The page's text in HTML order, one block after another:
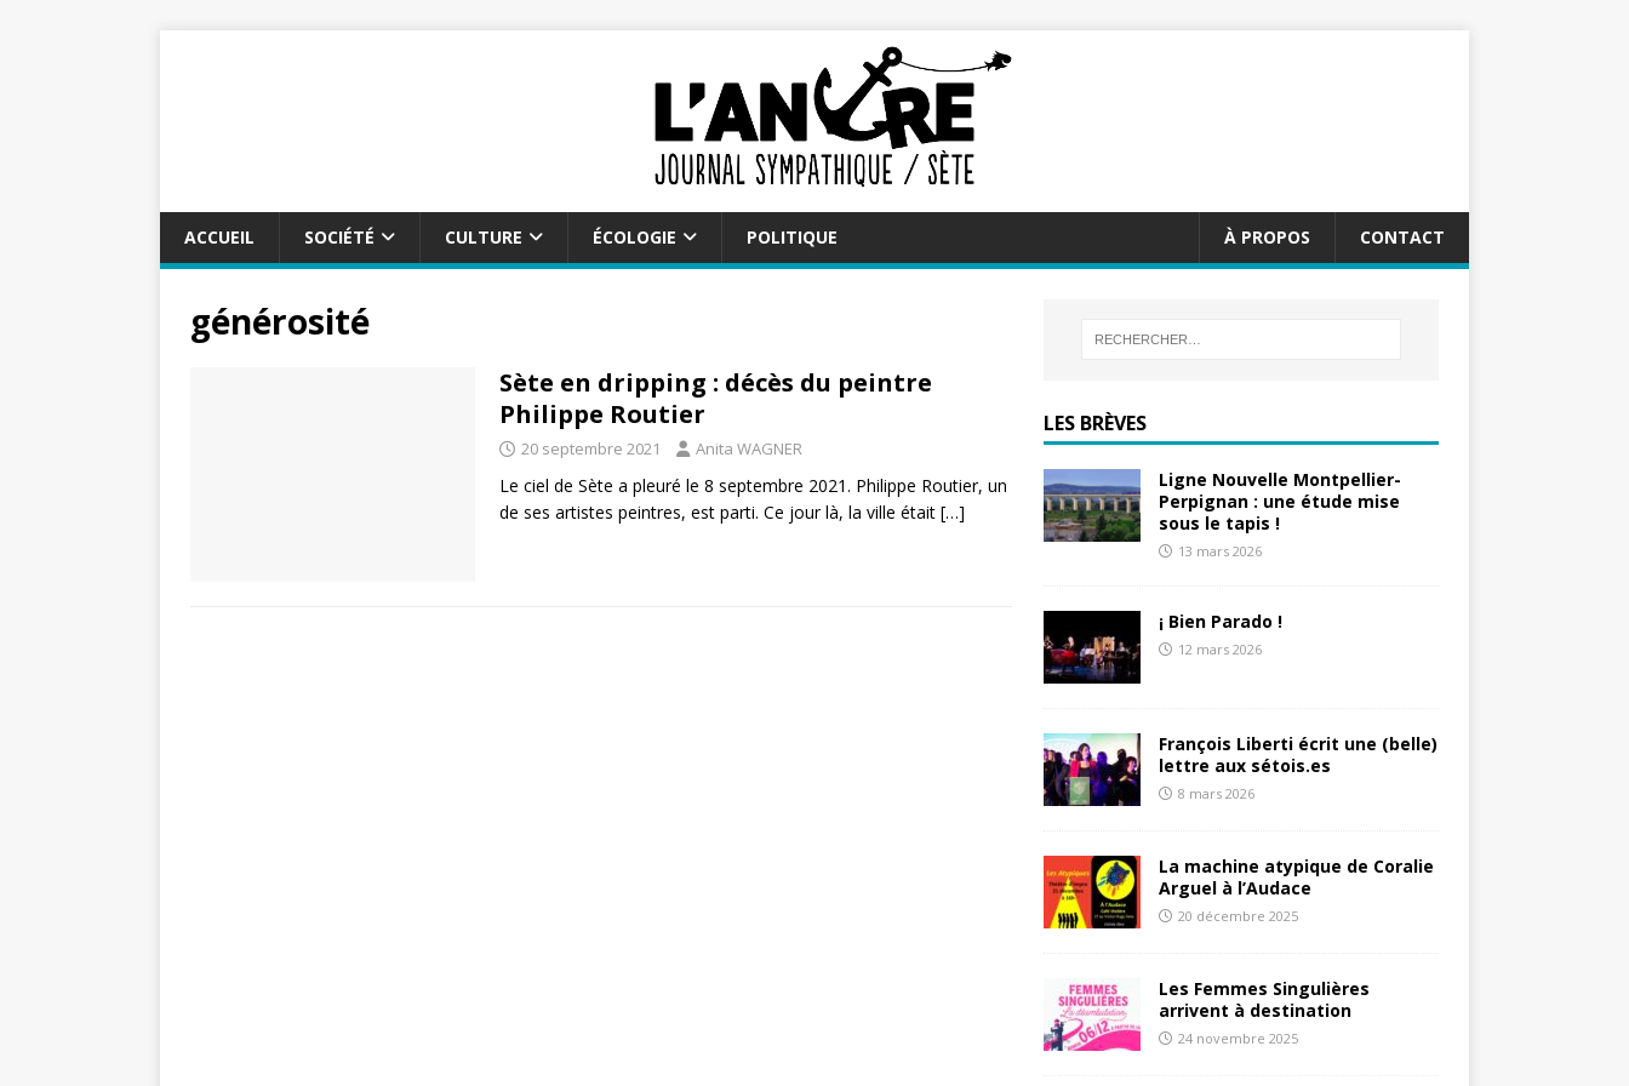
ACCUEIL SOCIÉTÉ CULTURE ÉCOLOGIE POLITIQUE CONTACT
À PROPOS
générosité
Sète en dripping : décès du peintre
Philippe Routier
20 septembre 2021 Anita WAGNER
Le ciel de Sète a pleuré le 8 septembre 2021. Philippe Routier, un
de ses artistes peintres, est parti. Ce jour là, la ville était […]
LES BRÈVES
Ligne Nouvelle Montpellier-
Perpignan : une étude mise
sous le tapis !
13 mars 2026
¡ Bien Parado !
12 mars 2026
François Liberti écrit une (belle)
lettre aux sétois.es
8 mars 2026
La machine atypique de Coralie
Arguel à l’Audace
20 décembre 2025
Les Femmes Singulières
arrivent à destination
24 novembre 2025